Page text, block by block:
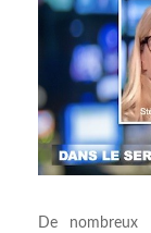
De nombreux